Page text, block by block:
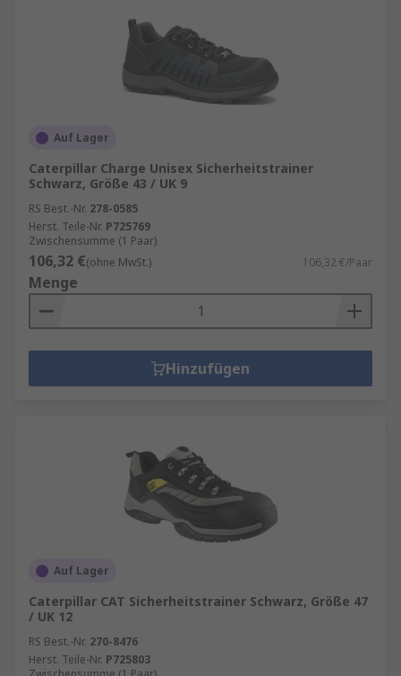
Auf Lager
Caterpillar Charge Unisex Sicherheitstrainer
Schwarz, Größe 43 / UK 9
RS Best.-Nr. 278-0585
Herst. Teile-Nr. P725769
Zwischensumme (1 Paar)
106,32 €(ohne MwSt.) 106,32 €/Paar
Menge
Hinzufügen
Auf Lager
Caterpillar CAT Sicherheitstrainer Schwarz, Größe 47
/ UK 12
RS Best.-Nr. 270-8476
Herst. Teile-Nr. P725803